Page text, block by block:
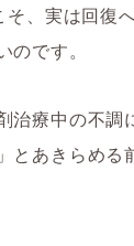
そ、実は回復
です。
治療中の不調
とあきらめる